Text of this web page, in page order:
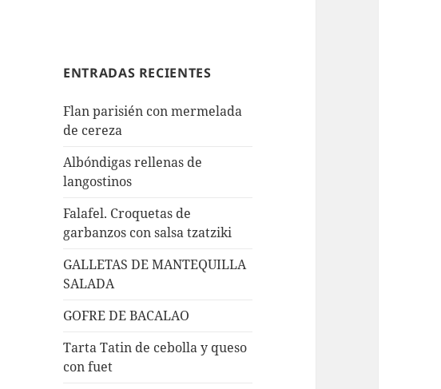
ENTRADAS RECIENTES
Flan parisién con mermelada
de cereza
Albóndigas rellenas de
langostinos
Falafel. Croquetas de
garbanzos con salsa tzatziki
GALLETAS DE MANTEQUILLA
SALADA
GOFRE DE BACALAO
Tarta Tatin de cebolla y queso
con fuet